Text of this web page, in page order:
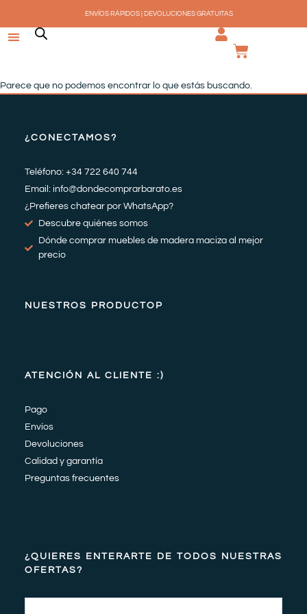
contenido
ENVÍOS RÁPIDOS | DEVOLUCIONES GRATUITAS
Parece que no podemos encontrar lo que estás buscando.
¿CONECTAMOS?
Teléfono: +34 722 640 744
Email: info@dondecomprarbarato.es
¿Prefieres chatear por WhatsApp?
Descubre quiénes somos
Dónde comprar muebles de madera maciza al mejor
precio
NUESTROS PRODUCTOP
ATENCIÓN AL CLIENTE :)
Pago
Envíos
Devoluciones
Calidad y garantía
Preguntas frecuentes
¿QUIERES ENTERARTE DE TODOS NUESTRAS
OFERTAS?